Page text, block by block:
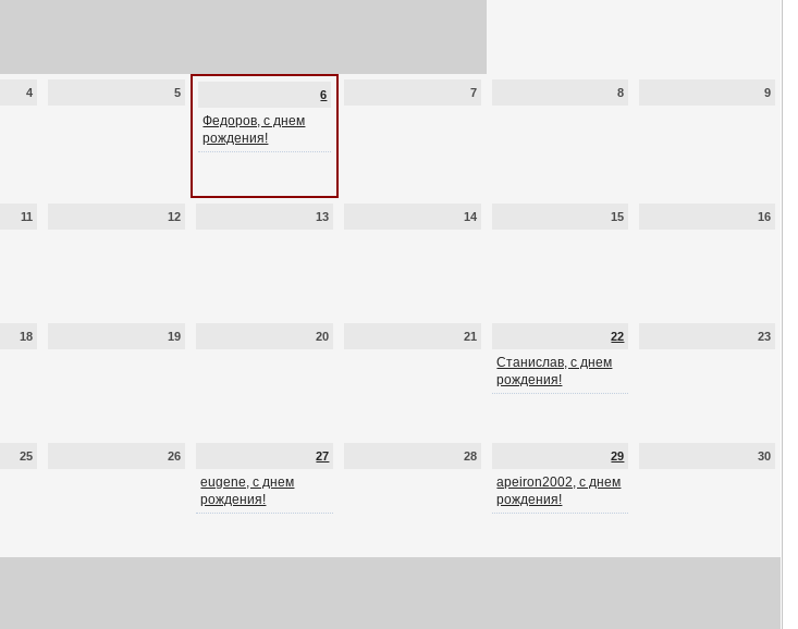
4 5 6
Федоров, с днем
рождения!
7 8 9
11 12 13 14 15 16
18 19 20 21 22
Станислав, с днем
рождения!
23
25 26 27
eugene, с днем
рождения!
28 29
apeiron2002, с днем
рождения!
30